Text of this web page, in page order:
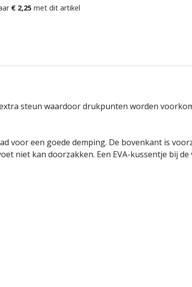
€ 2,25 met dit artikel
steun waardoor drukpunten worden
voor een goede demping. De bovenkant is
niet kan doorzakken. Een EVA-kussentje bij